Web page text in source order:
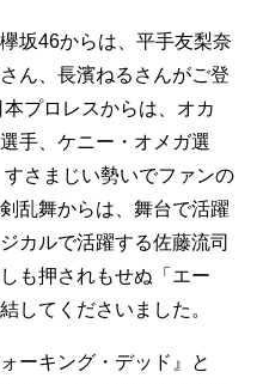
坂46からは、平手友梨奈
ん、長濱ねるさんがご登
プロレスからは、オカ
手、ケニー・オメガ選
さまじい勢いでファンの
乱舞からは、舞台で活躍
カルで活躍する佐藤流司
も押されもせぬ「エー
してくださいました。
ーキング・デッド』と